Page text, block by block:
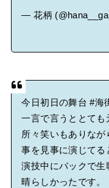
— 花柄
今日初日の舞台#海
一言で言うととても
所々笑いもありな
事を見事に演じてる
演技中にバックで
晴らしかったです。